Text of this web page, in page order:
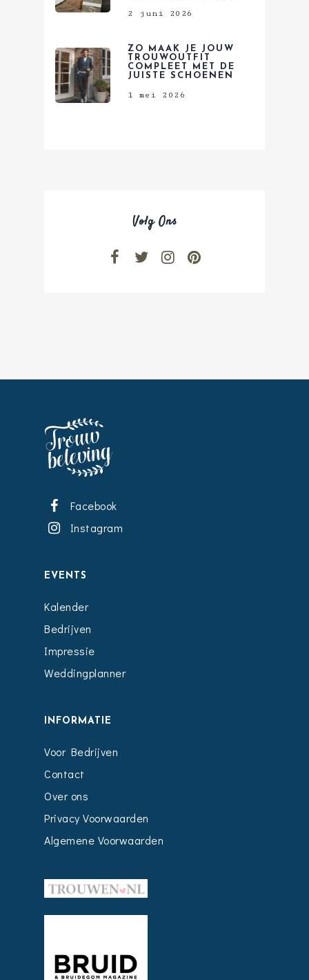
2 juni 2026
ZO MAAK JE JOUW
TROUWOUTFIT
COMPLEET MET DE
JUISTE SCHOENEN
1 mei 2026
Volg Ons
Facebook
Instagram
EVENTS
Kalender
Bedrijven
Impressie
Weddingplanner
INFORMATIE
Voor Bedrijven
Contact
Over ons
Privacy Voorwaarden
Algemene Voorwaarden